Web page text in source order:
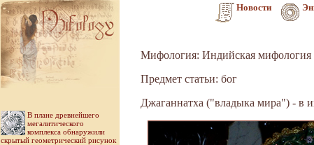
Новости
В плане древнейшего
мегалитического
комплекса обнаружили
скрытый геометрический рисунок
Мифология: Индийская мифология
Предмет статьи: бог
Джаганнатха ("владыка мира") - в